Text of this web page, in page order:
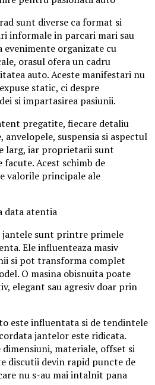
sunt diverse ca format si
informale in parcari mari sau
organizate cu
orasul ofera un cadru
auto. Aceste manifestari nu
static, ci despre
si impartasirea pasiunii.
pregatite, fiecare detaliu
anvelopele, suspensia si aspectul
larg, iar proprietarii sunt
Acest schimb de
valorile principale ale
data atentia
jantele sunt printre primele
Ele influenteaza masiv
si pot transforma complet
O masina obisnuita poate
elegant sau agresiv doar prin
este influentata si de tendintele
jantelor este ridicata.
materiale, offset si
discutii devin rapid puncte de
nu s-au mai intalnit pana